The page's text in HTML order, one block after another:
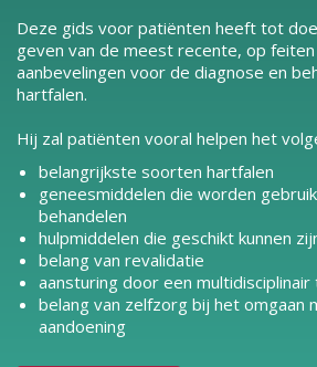
Deze gids voor patiënten heeft tot
geven van de meest recente, op
aanbevelingen voor de diagnose en
hartfalen.
Hij zal patiënten vooral helpen het
belangrijkste soorten hartfalen
geneesmiddelen die worden
behandelen
hulpmiddelen die geschikt kunnen
belang van revalidatie
aansturing door een multidisciplinair
belang van zelfzorg bij het omgaan
aandoening